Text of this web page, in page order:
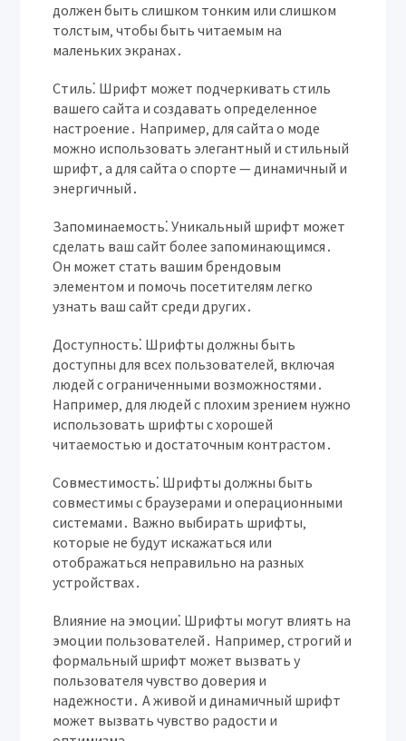
должен быть слишком тонким или слишком
толстым‚ чтобы быть читаемым на
маленьких экранах․
Стиль⁚ Шрифт может подчеркивать стиль
вашего сайта и создавать определенное
настроение․ Например‚ для сайта о моде
можно использовать элегантный и стильный
шрифт‚ а для сайта о спорте — динамичный и
энергичный․
Запоминаемость⁚ Уникальный шрифт может
сделать ваш сайт более запоминающимся․
Он может стать вашим брендовым
элементом и помочь посетителям легко
узнать ваш сайт среди других․
Доступность⁚ Шрифты должны быть
доступны для всех пользователей‚ включая
людей с ограниченными возможностями․
Например‚ для людей с плохим зрением нужно
использовать шрифты с хорошей
читаемостью и достаточным контрастом․
Совместимость⁚ Шрифты должны быть
совместимы с браузерами и операционными
системами․ Важно выбирать шрифты‚
которые не будут искажаться или
отображаться неправильно на разных
устройствах․
Влияние на эмоции⁚ Шрифты могут влиять на
эмоции пользователей․ Например‚ строгий и
формальный шрифт может вызвать у
пользователя чувство доверия и
надежности․ А живой и динамичный шрифт
может вызвать чувство радости и